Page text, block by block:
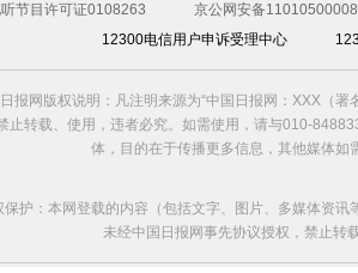
节目许可证0108263
京公网安备
12300电信用户申诉受理中心
报网版权说明：凡注明来源为“中国日报网：XXX（
止转载、使用，违者必究。如需使用，请与010-
体，目的在于传播更多信息，其他媒体
保护：本网登载的内容（包括文字、图片、多媒体资
未经中国日报网事先协议授权，禁止转